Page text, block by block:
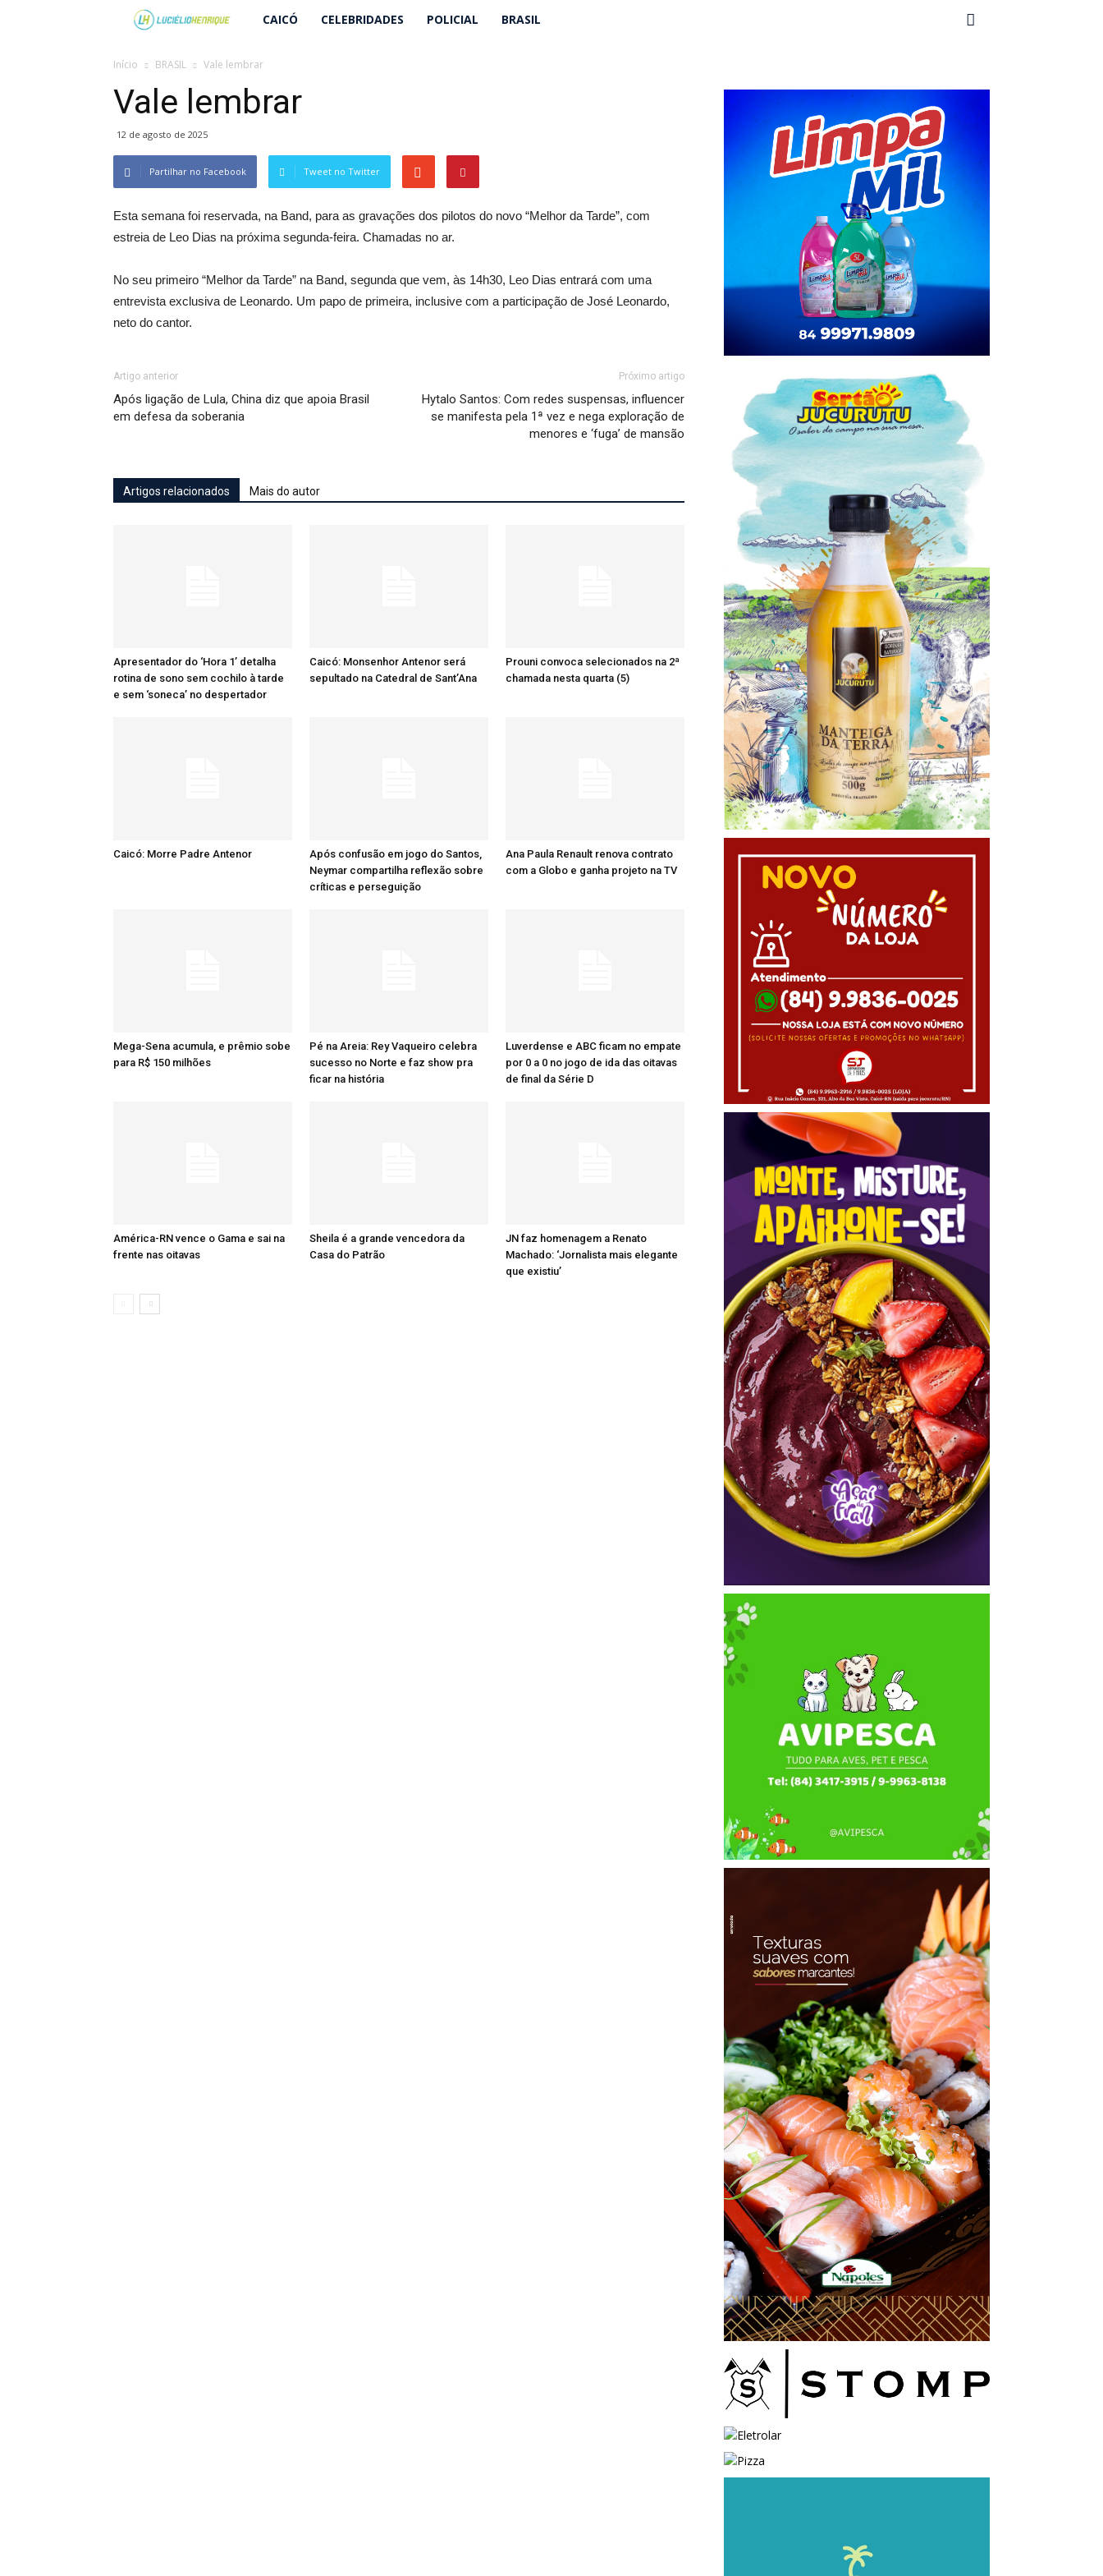
Lucielio
CAICÓ CELEBRIDADES POLICIAL BRASIL
Início BRASIL Vale lembrar
Vale lembrar
12 de agosto de 2025
Partilhar no Facebook Tweet no Twitter
Esta semana foi reservada, na Band, para as gravações dos pilotos do novo “Melhor da Tarde”, com
estreia de Leo Dias na próxima segunda-feira. Chamadas no ar.
No seu primeiro “Melhor da Tarde” na Band, segunda que vem, às 14h30, Leo Dias entrará com uma
entrevista exclusiva de Leonardo. Um papo de primeira, inclusive com a participação de José Leonardo,
neto do cantor.
Artigo anterior
Após ligação de Lula, China diz que apoia Brasil
em defesa da soberania
Próximo artigo
Hytalo Santos: Com redes suspensas, influencer
se manifesta pela 1ª vez e nega exploração de
menores e ‘fuga’ de mansão
Artigos relacionados Mais do autor
Apresentador do ‘Hora 1’ detalha
rotina de sono sem cochilo à tarde
e sem ‘soneca’ no despertador
Caicó: Monsenhor Antenor será
sepultado na Catedral de Sant’Ana
Prouni convoca selecionados na 2ª
chamada nesta quarta (5)
Caicó: Morre Padre Antenor
Após confusão em jogo do Santos,
Neymar compartilha reflexão sobre
críticas e perseguição
Ana Paula Renault renova contrato
com a Globo e ganha projeto na TV
Mega-Sena acumula, e prêmio sobe
para R$ 150 milhões
Pé na Areia: Rey Vaqueiro celebra
sucesso no Norte e faz show pra
ficar na história
Luverdense e ABC ficam no empate
por 0 a 0 no jogo de ida das oitavas
de final da Série D
América-RN vence o Gama e sai na
frente nas oitavas
Sheila é a grande vencedora da
Casa do Patrão
JN faz homenagem a Renato
Machado: ‘Jornalista mais elegante
que existiu’